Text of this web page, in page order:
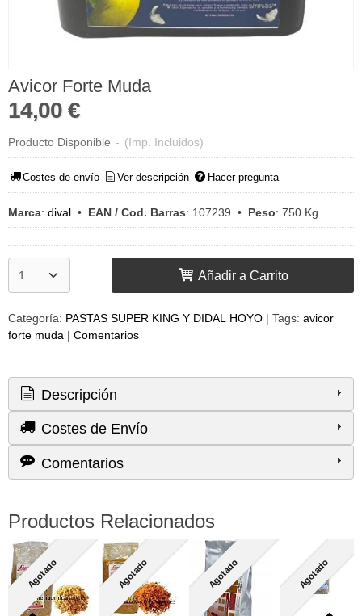
Avicor Forte Muda
14,00 €
Producto Disponible - (Imp. Incluidos)
Costes de envío Ver descripción Hacer pregunta
Marca: dival • EAN / Cod. Barras: 107239 • Peso: 750 Kg
Añadir a Carrito
Categoría: PASTAS SUPER KING Y DIDAL HOYO | Tags: avicor
forte muda | Comentarios
Descripción
Costes de Envío
Comentarios
Productos Relacionados
Agotado Agotado Agotado Agotado